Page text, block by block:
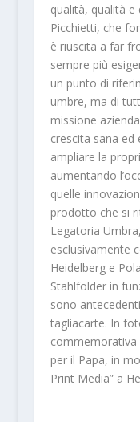
qualità, qualità e
Picchietti, che
è riuscita a far
sempre più
un punto di
umbre, ma di
missione
crescita sana ed
ampliare la
aumentando
quelle
prodotto che si
Legatoria
esclusivamente
Heidelberg e
Stahlfolder in
sono
tagliacarte. In
commemorativa
per il Papa, in
Print Media” a